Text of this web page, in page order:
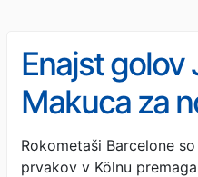
Enajst golov
Makuca za
naslov
Rokometaši Barcelone
prvakov v Kölnu